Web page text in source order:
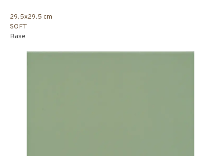
29.5x29.5 cm
SOFT
Base